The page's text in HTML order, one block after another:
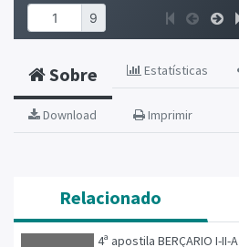
Relacionado
4ª apostila BERÇARIO I-II-A
Sobre Estatísticas
Download Imprimir